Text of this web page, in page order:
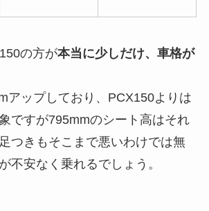
の方が本当に少しだけ、車格が
アップしており、PCX150よりは
ですが795mmのシート高はそれ
つきもそこまで悪いわけでは無
不安なく乗れるでしょう。